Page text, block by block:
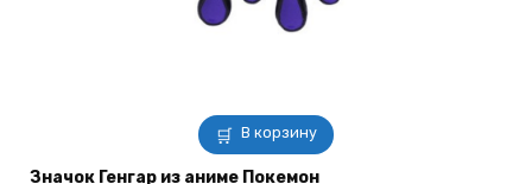
В корзину
Значок Генгар из аниме Покемон